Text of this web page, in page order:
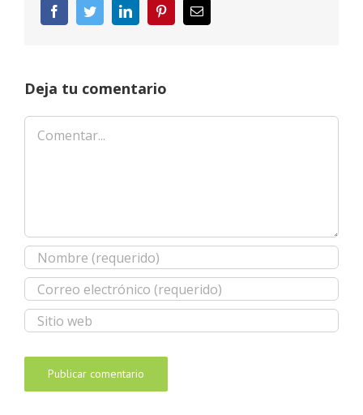
FacebookTwitterLinkedInPinterestCorreo
electrónico
Deja tu comentario
Comentar